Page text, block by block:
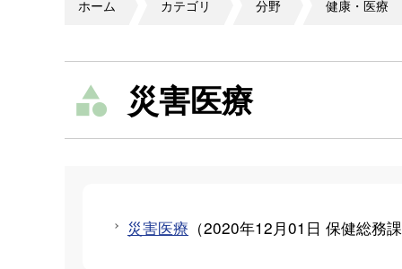
ホーム カテゴリ 分野 健康・医療
災害医療
災害医療 （2020年12月01日 保健総務課